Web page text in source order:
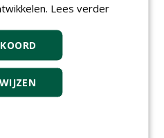
account manager
regio Noord &
Zuid
Noord & regio Zuid
/ boomverzorger
bij Weijtmans
Lees verder